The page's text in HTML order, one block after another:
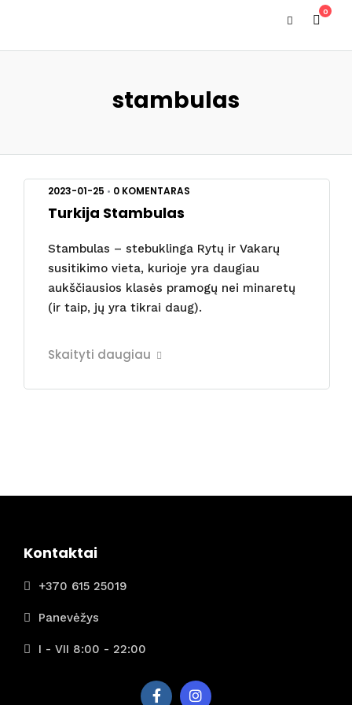
0
stambulas
2023-01-25 • 0 KOMENTARAS
Turkija Stambulas
Stambulas – stebuklinga Rytų ir Vakarų
susitikimo vieta, kurioje yra daugiau
aukščiausios klasės pramogų nei minaretų
(ir taip, jų yra tikrai daug).
Skaityti daugiau
Kontaktai
+370 615 25019
Panevėžys
I - VII 8:00 - 22:00